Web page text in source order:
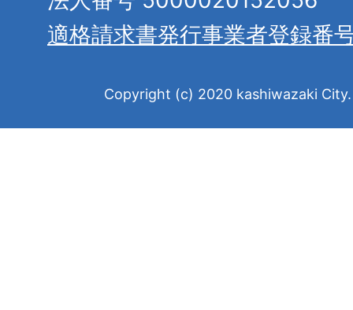
適格請求書発行事業者登録番
Copyright (c) 2020 kashiwazaki